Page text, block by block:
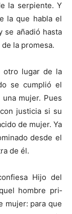
la serpiente. Y
la que habla el
se añadió hasta
la promesa.
otro lugar de la
se cumplió el
mujer. Pues
justicia si su
de mujer. Ya
desde el
de él.
Hijo del
hombre pri­
mujer: para que